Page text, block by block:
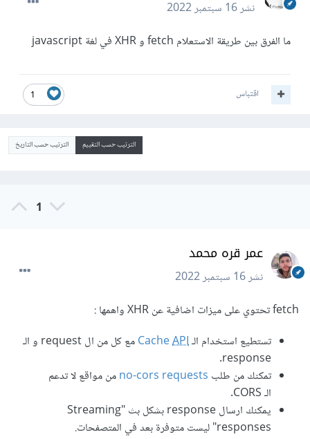
نشر16 سبتمبر 2022
ما الفرق بين طريقة الاستعلام fetch و XHR في لغة javascript
1 اقتباس
الترتيب حسب التقييم الترتيب حسب التاريخ
1
عمر قره محمد
نشر16 سبتمبر 2022
fetch تحتوي على ميزات اضافية عن XHR واهمها :
تستطيع استخدام الـ
CacheAPI
مع كل من ال request و الـ
response.
تمكنك من طلب no-cors requestsمن مواقع لا تدعم
الـ CORS.
يمكنك ارسال response بشكل بث "Streaming
responses" ليست متوفرة بعد في المتصفحات.